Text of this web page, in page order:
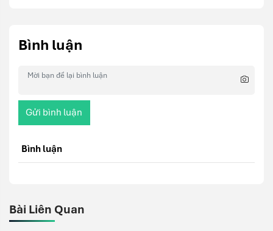
Bình luận
Gửi bình luận
Bình luận
Bài Liên Quan